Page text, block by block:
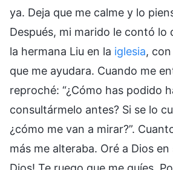
ya. Deja que me calme y lo
Después, mi marido le contó lo
la hermana Liu en la iglesia,
que me ayudara. Cuando me
reproché: “¿Cómo has podido
consultármelo antes? Si se lo
¿cómo me van a mirar?”.
más me alteraba. Oré a Dios en